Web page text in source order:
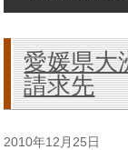
愛媛県大
請求先
2010年12月25日